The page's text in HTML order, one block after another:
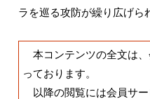
ラを巡る攻防が繰り広げら
本コンテンツの全文は
っております。
以降の閲覧には会員サ